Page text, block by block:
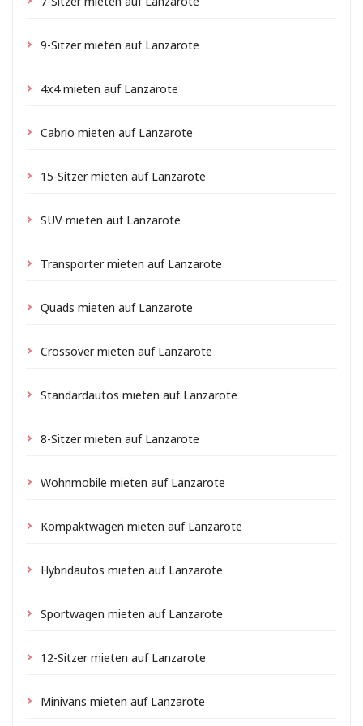
9-Sitzer mieten auf Lanzarote
4x4 mieten auf Lanzarote
Cabrio mieten auf Lanzarote
15-Sitzer mieten auf Lanzarote
SUV mieten auf Lanzarote
Transporter mieten auf Lanzarote
Quads mieten auf Lanzarote
Crossover mieten auf Lanzarote
Standardautos mieten auf Lanzarote
8-Sitzer mieten auf Lanzarote
Wohnmobile mieten auf Lanzarote
Kompaktwagen mieten auf Lanzarote
Hybridautos mieten auf Lanzarote
Sportwagen mieten auf Lanzarote
12-Sitzer mieten auf Lanzarote
Minivans mieten auf Lanzarote